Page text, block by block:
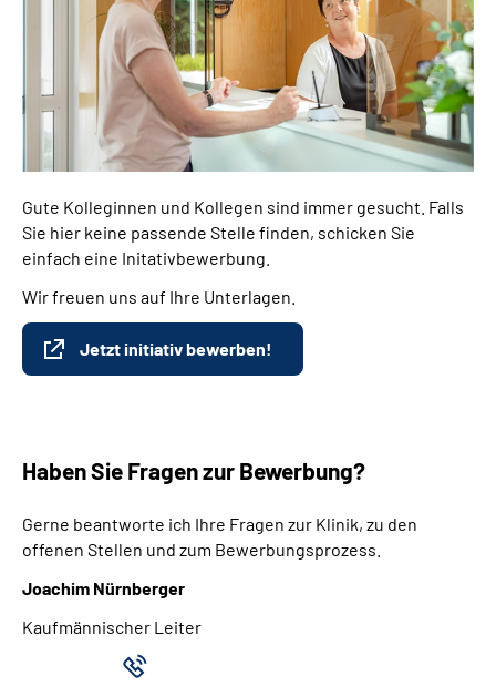
Gute Kolleginnen und Kollegen sind immer gesucht. Falls
Sie hier keine passende Stelle finden, schicken Sie
einfach eine Initativbewerbung.
Wir freuen uns auf Ihre Unterlagen.
Jetzt initiativ bewerben!
Haben Sie Fragen zur Bewerbung?
Gerne beantworte ich Ihre Fragen zur Klinik, zu den
offenen Stellen und zum Bewerbungsprozess.
Joachim Nürnberger
Kaufmännischer Leiter